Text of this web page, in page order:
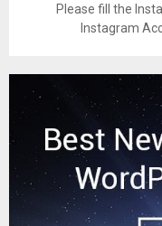
Please fill the
Instagram